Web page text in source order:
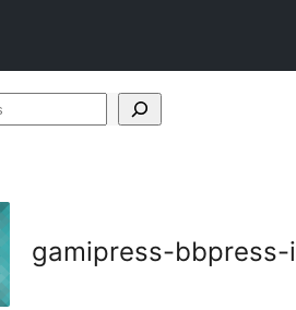
gamipress-